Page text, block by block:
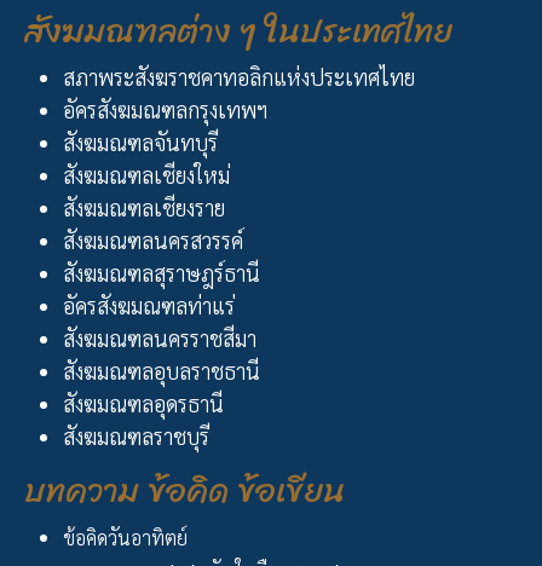
สังฆมณฑลต่าง ๆ ในประเทศไทย
สภาพระสังฆราชคาทอลิกแห่งประเทศไทย
อัครสังฆมณฑลกรุงเทพฯ
สังฆมณฑลจันทบุรี
สังฆมณฑลเชียงใหม่
สังฆมณฑลเชียงราย
สังฆมณฑลนครสวรรค์
สังฆมณฑลสุราษฎร์ธานี
อัครสังฆมณฑลท่าแร่
สังฆมณฑลนครราชสีมา
สังฆมณฑลอุบลราชธานี
สังฆมณฑลอุดรธานี
สังฆมณฑลราชบุรี
บทความ ข้อคิด ข้อเขียน
ข้อคิดวันอาทิตย์